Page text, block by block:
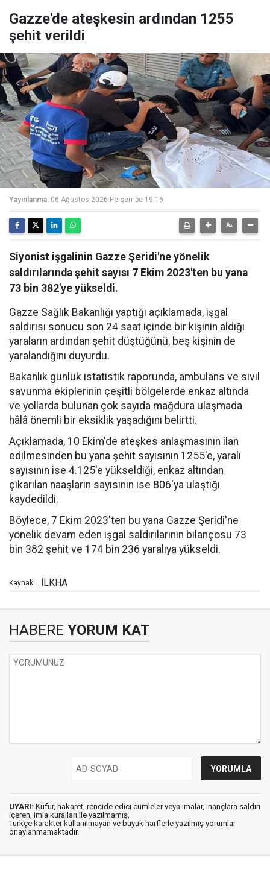
Gazze'de ateşkesin ardından 1255
şehit verildi
Yayınlanma: 06 Ağustos 2026 Perşembe 19:16
Siyonist işgalinin Gazze Şeridi'ne yönelik
saldırılarında şehit sayısı 7 Ekim 2023'ten bu yana
73 bin 382'ye yükseldi.
Gazze Sağlık Bakanlığı yaptığı açıklamada, işgal
saldırısı sonucu son 24 saat içinde bir kişinin aldığı
yaraların ardından şehit düştüğünü, beş kişinin de
yaralandığını duyurdu.
Bakanlık günlük istatistik raporunda, ambulans ve sivil
savunma ekiplerinin çeşitli bölgelerde enkaz altında
ve yollarda bulunan çok sayıda mağdura ulaşmada
hâlâ önemli bir eksiklik yaşadığını belirtti.
Açıklamada, 10 Ekim'de ateşkes anlaşmasının ilan
edilmesinden bu yana şehit sayısının 1255'e, yaralı
sayısının ise 4.125'e yükseldiği, enkaz altından
çıkarılan naaşların sayısının ise 806'ya ulaştığı
kaydedildi.
Böylece, 7 Ekim 2023'ten bu yana Gazze Şeridi'ne
yönelik devam eden işgal saldırılarının bilançosu 73
bin 382 şehit ve 174 bin 236 yaralıya yükseldi.
Kaynak: İLKHA
HABERE YORUM KAT
UYARI: Küfür, hakaret, rencide edici cümleler veya imalar, inançlara saldırı
içeren, imla kuralları ile yazılmamış,
Türkçe karakter kullanılmayan ve büyük harflerle yazılmış yorumlar
onaylanmamaktadır.